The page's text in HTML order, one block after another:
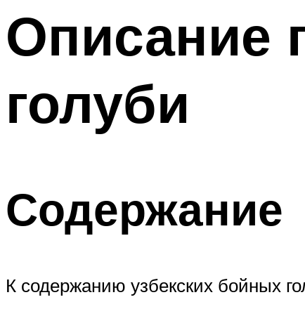
Описание
голуби
Содержание
К содержанию узбекских бойных